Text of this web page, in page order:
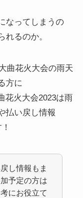
なってしまうの
れるのか。
曲花火大会の雨天
方に
花火大会2023は雨
払い戻し情報
し情報もま
予定の方は
にお役立て